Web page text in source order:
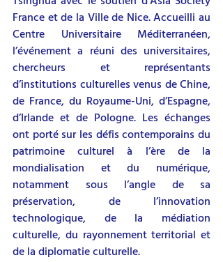
France et de la Ville de Nice. Accueilli au
Centre Universitaire Méditerranéen,
l’événement a réuni des universitaires,
chercheurs et représentants
d’institutions culturelles venus de Chine,
de France, du Royaume-Uni, d’Espagne,
d’Irlande et de Pologne. Les échanges
ont porté sur les défis contemporains du
patrimoine culturel à l’ère de la
mondialisation et du numérique,
notamment sous l’angle de sa
préservation, de l’innovation
technologique, de la médiation
culturelle, du rayonnement territorial et
de la diplomatie culturelle.